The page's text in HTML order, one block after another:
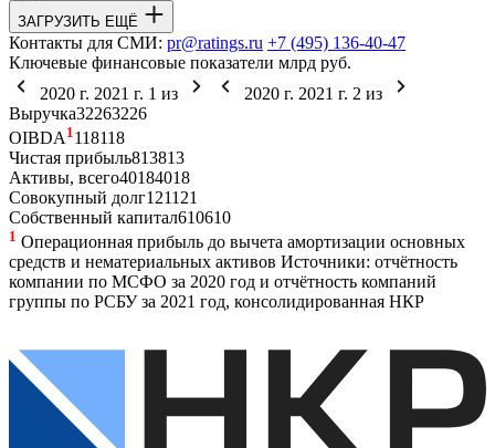
ЗАГРУЗИТЬ ЕЩЁ
Контакты для СМИ: pr@ratings.ru +7 (495) 136-40-47
Ключевые финансовые показатели млрд руб.
2020 г. 2021 г. 1 из 2020 г. 2021 г. 2 из
Выручка32263226
OIBDA 1 118118
Чистая прибыль813813
Активы, всего40184018
Совокупный долг121121
Собственный капитал610610
1 Операционная прибыль до вычета амортизации основных
средств и нематериальных активов Источники: отчётность
компании по МСФО за 2020 год и отчётность компаний
группы по РСБУ за 2021 год, консолидированная НКР